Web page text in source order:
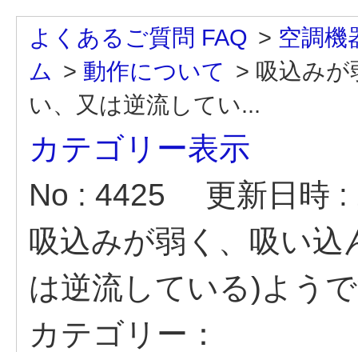
よくあるご質問 FAQ > 空調機
ム > 動作について > 吸込みが
い、又は逆流してい...
カテゴリー表示
No : 4425
更新日時
吸込みが弱く、吸い
は逆流している)よう
カテゴリー：